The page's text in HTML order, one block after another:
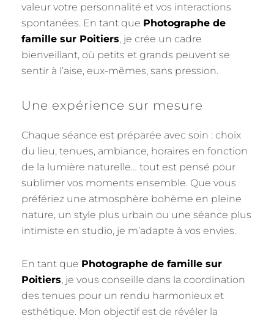
valeur votre personnalité et vos interactions
spontanées. En tant que Photographe de
famille sur Poitiers, je crée un cadre
bienveillant, où petits et grands peuvent se
sentir à l’aise, eux-mêmes, sans pression.
Une expérience sur mesure
Chaque séance est préparée avec soin : choix
du lieu, tenues, ambiance, horaires en fonction
de la lumière naturelle… tout est pensé pour
sublimer vos moments ensemble. Que vous
préfériez une atmosphère bohème en pleine
nature, un style plus urbain ou une séance plus
intimiste en studio, je m’adapte à vos envies.
En tant que Photographe de famille sur
Poitiers, je vous conseille dans la coordination
des tenues pour un rendu harmonieux et
esthétique. Mon objectif est de révéler la